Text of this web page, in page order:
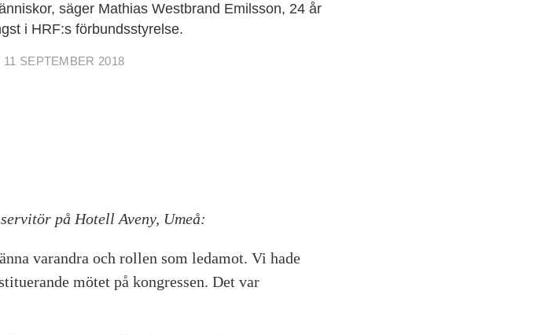
säger Mathias Westbrand Emilsson, 24 år
i HRF:s förbundsstyrelse.
SEPTEMBER 2018
på Hotell Aveny, Umeå:
varandra och rollen som ledamot. Vi hade
mötet på kongressen. Det var